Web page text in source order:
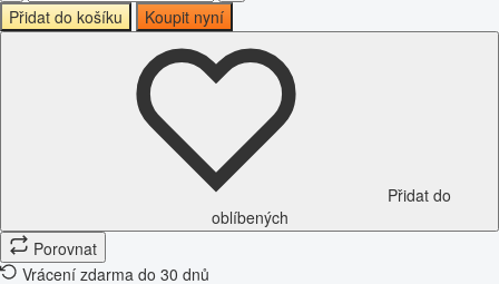
Přidat do košíku
Koupit nyní
Přidat do
oblíbených
Porovnat
Vrácení zdarma do 30 dnů